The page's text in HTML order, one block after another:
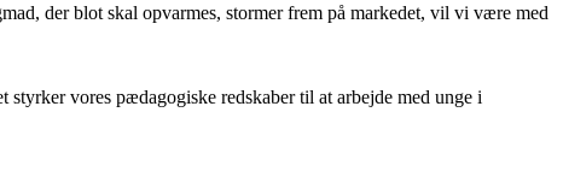
der blot skal opvarmes, stormer frem på markedet, vil vi være med
vores pædagogiske redskaber til at arbejde med unge i